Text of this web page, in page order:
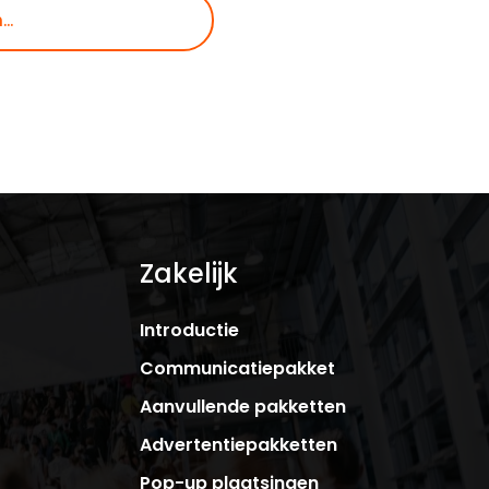
Zakelijk
Introductie
Communicatiepakket
Aanvullende pakketten
Advertentiepakketten
Pop-up plaatsingen